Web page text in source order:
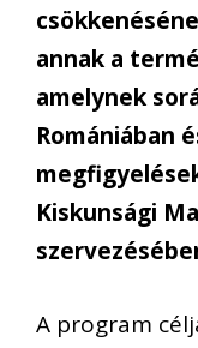
annak a
amelynek
Romániában
Kiskunsági
A program